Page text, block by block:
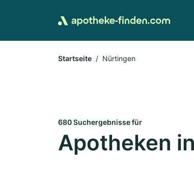
Startseite Nürtingen
680 Suchergebnisse für
Apotheken